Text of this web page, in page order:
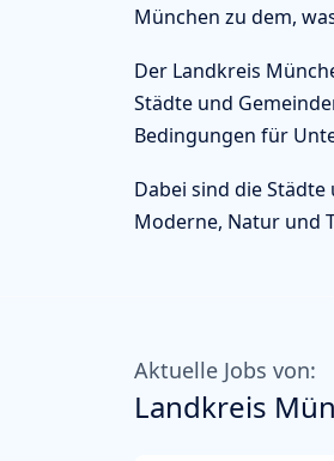
München zu dem,
Der Landkreis
Städte und
Bedingungen für
Dabei sind die
Moderne, Natur und
Aktuelle Jobs von:
Landkreis